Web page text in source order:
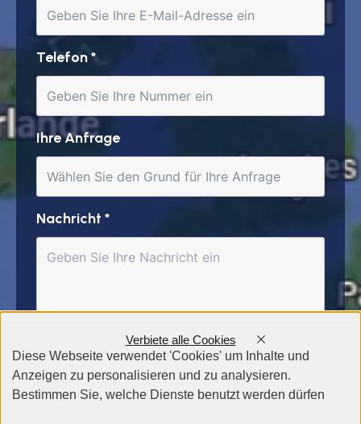
Telefon*
Ihre Anfrage
Nachricht *
Diese Webseite verwendet 'Cookies' um Inhalte und
Anzeigen zu personalisieren und zu analysieren.
Bestimmen Sie, welche Dienste benutzt werden dürfen
Verbiete alle Cookies